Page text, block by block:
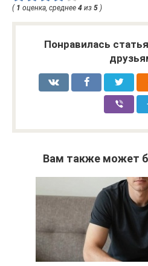
( 1 оценка, среднее 4 из 5 )
Понравилась
Вам также может